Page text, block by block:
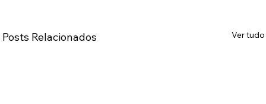
Posts Relacionados Ver tudo